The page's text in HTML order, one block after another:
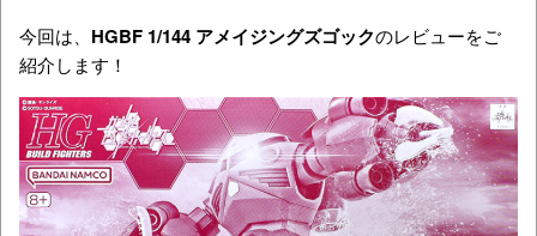
今回は、 HGBF 1/144 アメイジングズゴックのレビューをご
紹介します！